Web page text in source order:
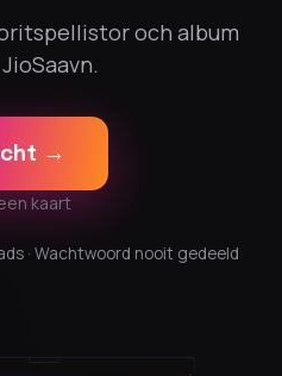
och album
→
kaart
· Wachtwoord nooit gedeeld